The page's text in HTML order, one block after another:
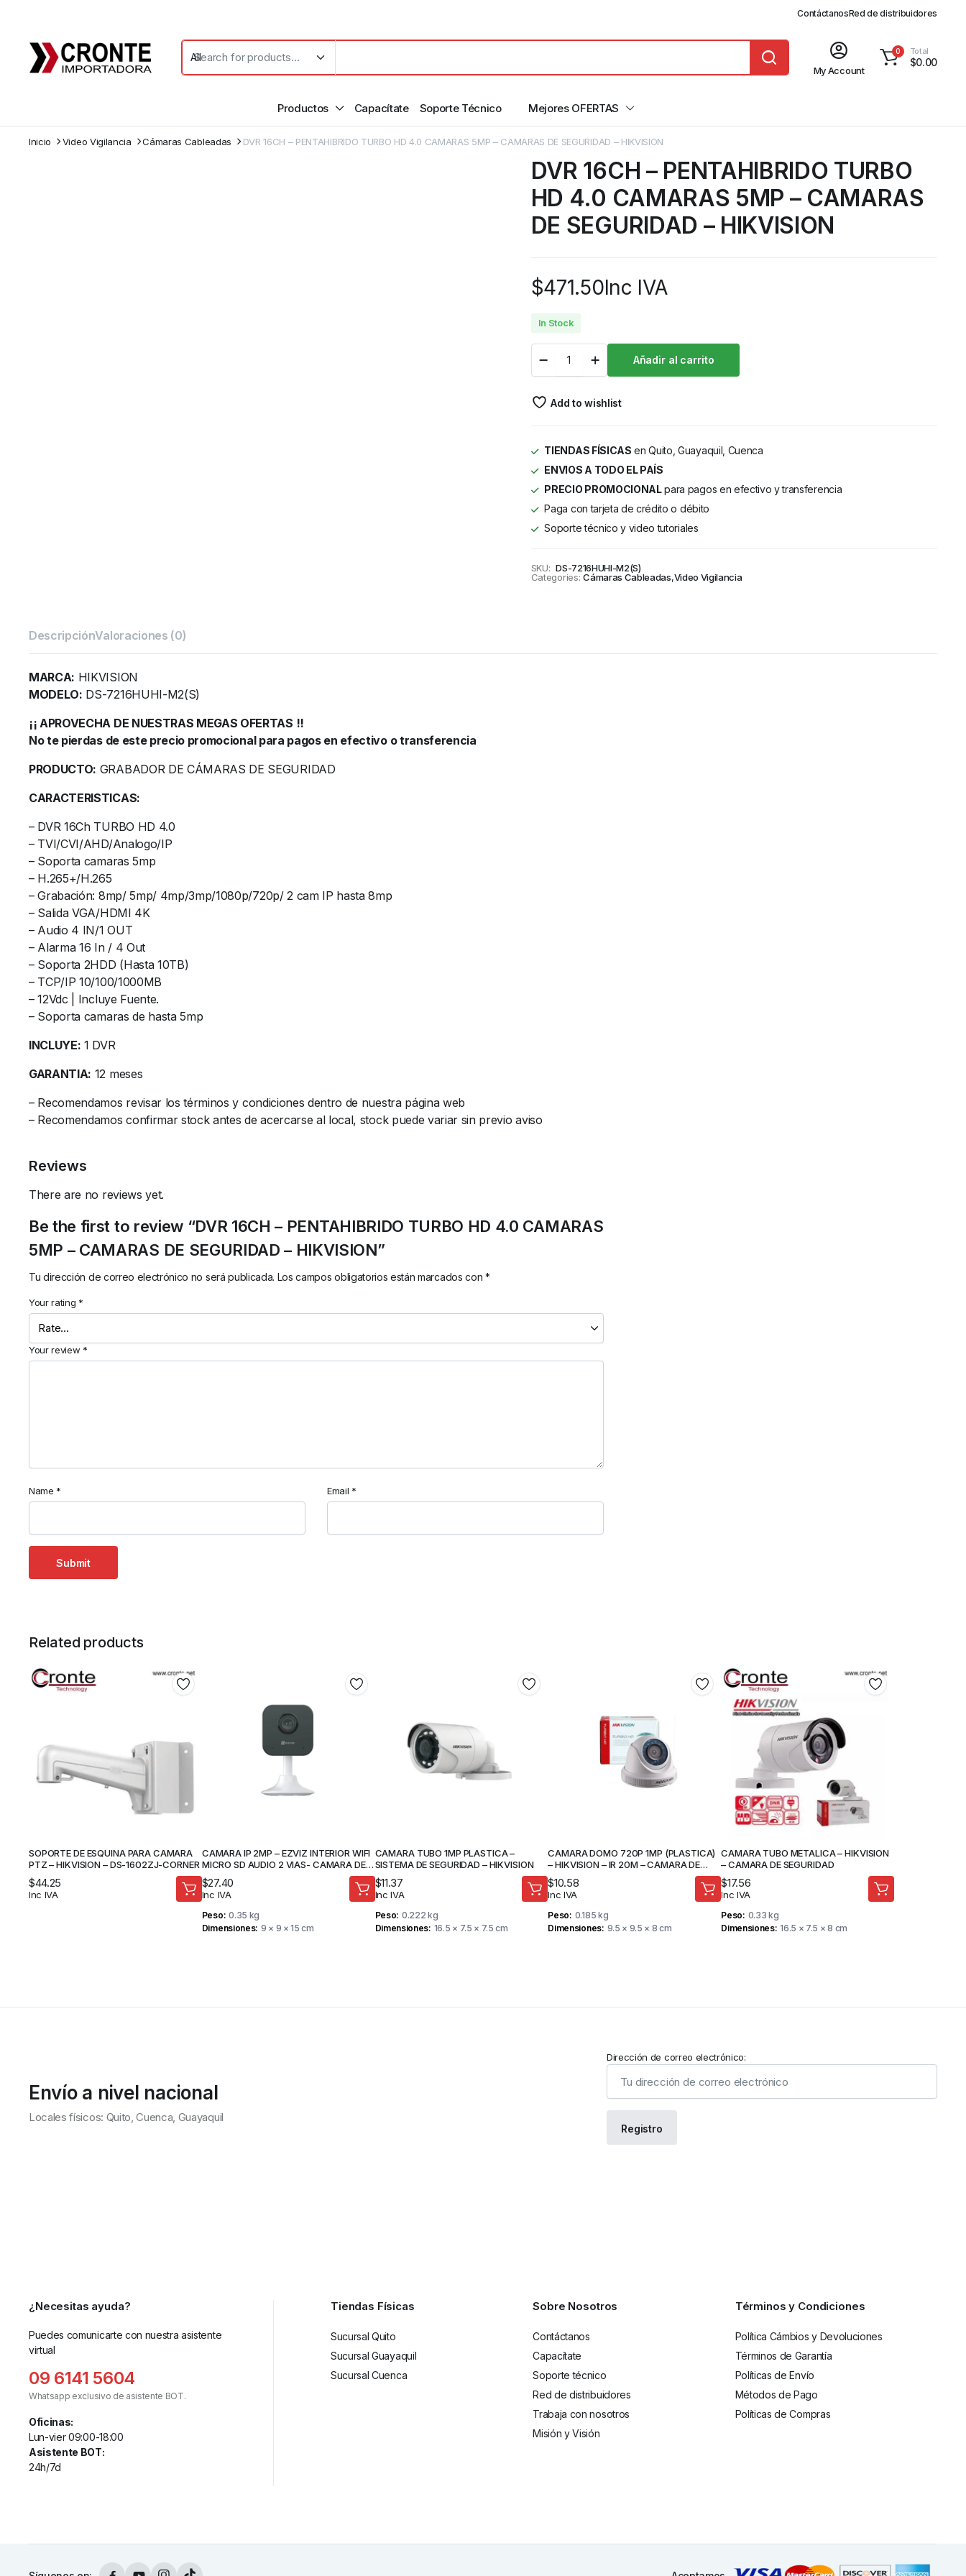
ContáctanosRed de distribuidores
My Account
0 Total
$0.00
Productos Capacítate Soporte Técnico Mejores OFERTAS
Inicio Video Vigilancia Cámaras Cableadas DVR 16CH – PENTAHIBRIDO TURBO HD 4.0 CAMARAS 5MP – CAMARAS DE SEGURIDAD – HIKVISION
DVR 16CH – PENTAHIBRIDO TURBO
HD 4.0 CAMARAS 5MP – CAMARAS
DE SEGURIDAD – HIKVISION
$471.50Inc IVA
In Stock
Añadir al carrito
Add to wishlist
TIENDAS FÍSICAS en Quito, Guayaquil, Cuenca
ENVIOS A TODO EL PAÍS
PRECIO PROMOCIONALpara pagos en efectivo y transferencia
Paga con tarjeta de crédito o débito
Soporte técnico y video tutoriales
SKU: DS-7216HUHI-M2(S)
Categories: Cámaras Cableadas,Video Vigilancia
DescripciónValoraciones (0)
MARCA: HIKVISION
MODELO: DS-7216HUHI-M2(S)
¡¡ APROVECHA DE NUESTRAS MEGAS OFERTAS !!
No te pierdas de este precio promocional para pagos en efectivo o transferencia
PRODUCTO: GRABADOR DE CÁMARAS DE SEGURIDAD
CARACTERISTICAS:
– DVR 16Ch TURBO HD 4.0
– TVI/CVI/AHD/Analogo/IP
– Soporta camaras 5mp
– H.265+/H.265
– Grabación: 8mp/ 5mp/ 4mp/3mp/1080p/720p/ 2 cam IP hasta 8mp
– Salida VGA/HDMI 4K
– Audio 4 IN/1 OUT
– Alarma 16 In / 4 Out
– Soporta 2HDD (Hasta 10TB)
– TCP/IP 10/100/1000MB
– 12Vdc | Incluye Fuente.
– Soporta camaras de hasta 5mp
INCLUYE: 1 DVR
GARANTIA: 12 meses
– Recomendamos revisar los términos y condiciones dentro de nuestra página web
– Recomendamos confirmar stock antes de acercarse al local, stock puede variar sin previo aviso
Reviews
There are no reviews yet.
Be the first to review “DVR 16CH – PENTAHIBRIDO TURBO HD 4.0 CAMARAS
5MP – CAMARAS DE SEGURIDAD – HIKVISION”
Tu dirección de correo electrónico no será publicada. Los campos obligatorios están marcados con *
Your rating *
Your review *
Name * Email *
Related products
SOPORTE DE ESQUINA PARA CAMARA
PTZ – HIKVISION – DS-1602ZJ-CORNER
$44.25
Inc IVA
CAMARA IP 2MP – EZVIZ INTERIOR WIFI
MICRO SD AUDIO 2 VIAS- CAMARA DE
SEGURIDAD
$27.40
Inc IVA
Peso 0.35 kg
Dimensiones 9 × 9 × 15 cm
CAMARA TUBO 1MP PLASTICA –
SISTEMA DE SEGURIDAD – HIKVISION
$11.37
Inc IVA
Peso 0.222 kg
Dimensiones 16.5 × 7.5 × 7.5 cm
CAMARA DOMO 720P 1MP (PLASTICA)
– HIKVISION – IR 20M – CAMARA DE
SEGURIDAD
$10.58
Inc IVA
Peso 0.185 kg
Dimensiones 9.5 × 9.5 × 8 cm
CAMARA TUBO METALICA – HIKVISION
– CAMARA DE SEGURIDAD
$17.56
Inc IVA
Peso 0.33 kg
Dimensiones 16.5 × 7.5 × 8 cm
Envío a nivel nacional
Locales físicos: Quito, Cuenca, Guayaquil
Dirección de correo electrónico:
¿Necesitas ayuda?
Puedes comunicarte con nuestra asistente
virtual
09 6141 5604
Whatsapp exclusivo de asistente BOT.
Oficinas:
Lun-vier 09:00-18:00
Asistente BOT:
24h/7d
Tiendas Físicas
Sucursal Quito
Sucursal Guayaquil
Sucursal Cuenca
Sobre Nosotros
Contáctanos
Capacítate
Soporte técnico
Red de distribuidores
Trabaja con nosotros
Misión y Visión
Términos y Condiciones
Política Cámbios y Devoluciones
Términos de Garantía
Políticas de Envío
Métodos de Pago
Políticas de Compras